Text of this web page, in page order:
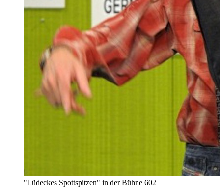
"Lüdeckes Spottspitzen" in der Bühne 602